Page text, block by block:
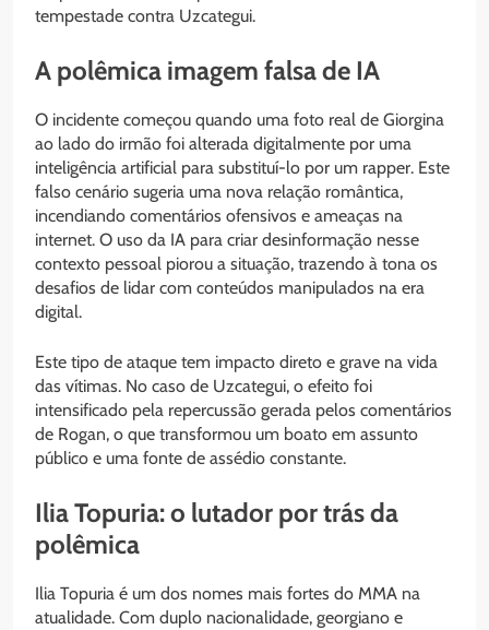
tempestade contra Uzcategui.
A polêmica imagem falsa de IA
O incidente começou quando uma foto real de Giorgina
ao lado do irmão foi alterada digitalmente por uma
inteligência artificial para substituí-lo por um rapper. Este
falso cenário sugeria uma nova relação romântica,
incendiando comentários ofensivos e ameaças na
internet. O uso da IA para criar desinformação nesse
contexto pessoal piorou a situação, trazendo à tona os
desafios de lidar com conteúdos manipulados na era
digital.
Este tipo de ataque tem impacto direto e grave na vida
das vítimas. No caso de Uzcategui, o efeito foi
intensificado pela repercussão gerada pelos comentários
de Rogan, o que transformou um boato em assunto
público e uma fonte de assédio constante.
Ilia Topuria: o lutador por trás da
polêmica
Ilia Topuria é um dos nomes mais fortes do MMA na
atualidade. Com duplo nacionalidade, georgiano e